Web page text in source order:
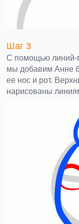
Шаг 3
С помощью линий-
мы добавим Анне
ее нос и рот.
нарисованы